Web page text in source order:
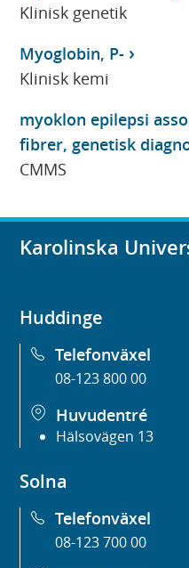
Klinisk genetik
Myoglobin, P-
Klinisk kemi
myoklon epilepsi
fibrer, genetisk
CMMS
Karolinska
Huddinge
Telefonväxel
08-123 800 00
Huvudentré
Hälsovägen 13
Solna
Telefonväxel
08-123 700 00